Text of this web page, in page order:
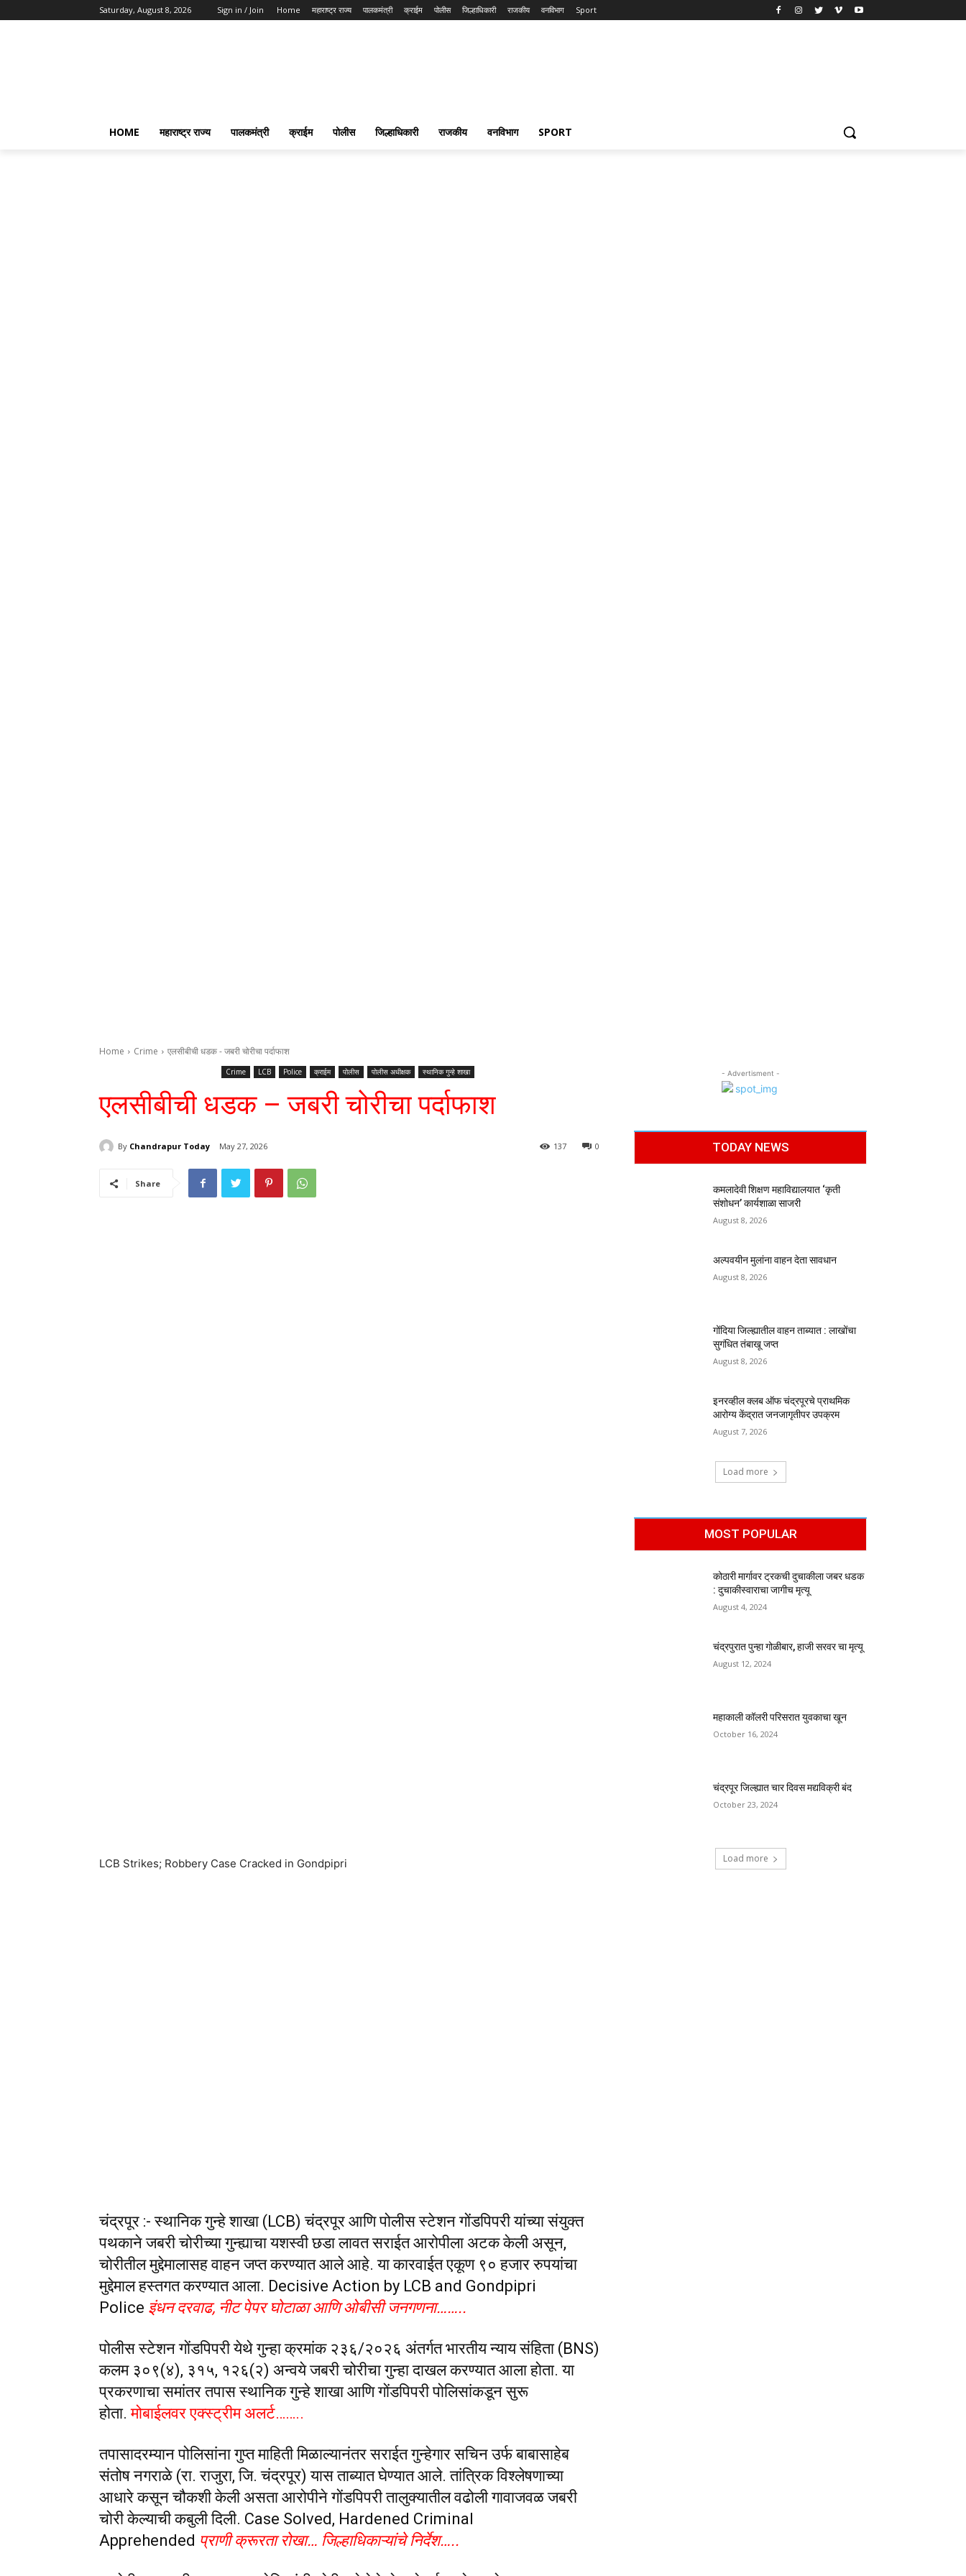
Saturday, August 8, 2026 Sign in / Join Home महाराष्ट्र राज्य पालकमंत्री क्राईम पोलीस जिल्हाधिकारी राजकीय वनविभाग Sport
HOME महाराष्ट्र राज्य पालकमंत्री क्राईम पोलीस जिल्हाधिकारी राजकीय वनविभाग SPORT
Home Crime एलसीबीची धडक - जबरी चोरीचा पर्दाफाश
Crime LCB Police क्राईम पोलीस पोलीस अधीक्षक स्थानिक गुन्हे शाखा
एलसीबीची धडक – जबरी चोरीचा पर्दाफाश
By Chandrapur Today May 27, 2026 0
137
Share
LCB Strikes; Robbery Case Cracked in Gondpipri
चंद्रपूर :- स्थानिक गुन्हे शाखा (LCB) चंद्रपूर आणि पोलीस स्टेशन गोंडपिपरी यांच्या संयुक्त
पथकाने जबरी चोरीच्या गुन्ह्याचा यशस्वी छडा लावत सराईत आरोपीला अटक केली असून,
चोरीतील मुद्देमालासह वाहन जप्त करण्यात आले आहे. या कारवाईत एकूण ९० हजार रुपयांचा
मुद्देमाल हस्तगत करण्यात आला. Decisive Action by LCB and Gondpipri
Police इंधन दरवाढ, नीट पेपर घोटाळा आणि ओबीसी जनगणना……..
पोलीस स्टेशन गोंडपिपरी येथे गुन्हा क्रमांक २३६/२०२६ अंतर्गत भारतीय न्याय संहिता (BNS)
कलम ३०९(४), ३१५, १२६(२) अन्वये जबरी चोरीचा गुन्हा दाखल करण्यात आला होता. या
प्रकरणाचा समांतर तपास स्थानिक गुन्हे शाखा आणि गोंडपिपरी पोलिसांकडून सुरू
होता.मोबाईलवर एक्स्ट्रीम अलर्ट……..
तपासादरम्यान पोलिसांना गुप्त माहिती मिळाल्यानंतर सराईत गुन्हेगार सचिन उर्फ बाबासाहेब
संतोष नगराळे (रा. राजुरा, जि. चंद्रपूर) यास ताब्यात घेण्यात आले. तांत्रिक विश्लेषणाच्या
आधारे कसून चौकशी केली असता आरोपीने गोंडपिपरी तालुक्यातील वढोली गावाजवळ जबरी
चोरी केल्याची कबुली दिली. Case Solved, Hardened Criminal
Apprehended प्राणी क्रूरता रोखा… जिल्हाधिकाऱ्यांचे निर्देश…..
- Advertisment -
TODAY NEWS
कमलादेवी शिक्षण महाविद्यालयात ‘कृती
संशोधन’ कार्यशाळा साजरी
August 8, 2026
अल्पवयीन मुलांना वाहन देता सावधान
August 8, 2026
गोंदिया जिल्ह्यातील वाहन ताब्यात : लाखोंचा
सुगंधित तंबाखू जप्त
August 8, 2026
इनरव्हील क्लब ऑफ चंद्रपूरचे प्राथमिक
आरोग्य केंद्रात जनजागृतीपर उपक्रम
August 7, 2026
Load more
MOST POPULAR
कोठारी मार्गावर ट्रकची दुचाकीला जबर धडक
: दुचाकीस्वाराचा जागीच मृत्यू
August 4, 2024
चंद्रपुरात पुन्हा गोळीबार, हाजी सरवर चा मृत्यू
August 12, 2024
महाकाली कॉलरी परिसरात युवकाचा खून
October 16, 2024
चंद्रपूर जिल्ह्यात चार दिवस मद्यविक्री बंद
October 23, 2024
Load more